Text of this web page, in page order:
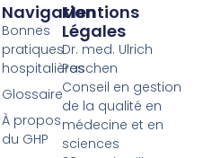
Navigation
Bonnes
pratiques
hospitalières
Glossaire
À propos
du GHP
Mentions
Légales
Dr. med. Ulrich
Paschen
Conseil en gestion
de la qualité en
médecine et en
sciences